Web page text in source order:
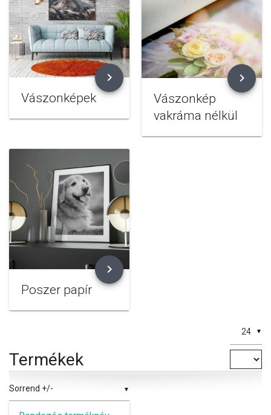
chevron_right
Vászonképek
chevron_right
Vászonkép
vakráma nélkül
chevron_right
Poszer papír
Termékek
▼
Sorrend +/-